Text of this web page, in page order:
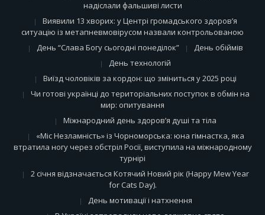
надіслали фальшиві листи
Виявили 13 хворих: у Центрі громадського здоров’я
ситуацію із метапневмовірусом назвали контрольованою
День “Слава Богу сьогодні понеділок”
День обіймів
День технологій
Виїзд чоловіків за кордон: що зміниться у 2025 році
Чи готові українці до територіальних поступок в обмін на
мир: опитування
Міжнародний день здоров’я душі та тіла
«Міс Незламність» із Чорноморська: юна гімнастка, яка
втратила ногу через обстріл Росії, виступила на міжнародному
турнірі
2 січня відзначається Котячий Новий рік (Happy Mew Year
for Cats Day).
День мотивації і натхнення